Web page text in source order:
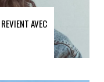
AVEC